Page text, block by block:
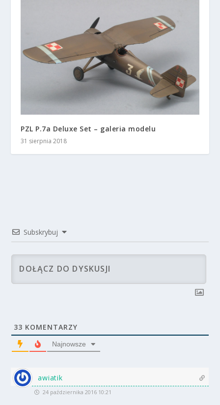
PZL P.7a Deluxe Set – galeria modelu
31 sierpnia 2018
Subskrybuj
33 KOMENTARZY
Najnowsze
awiatik
24 października 2016 10:21